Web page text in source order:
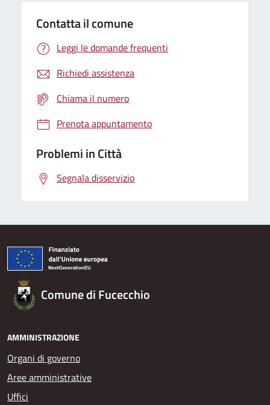
Contatta il comune
Leggi le domande frequenti
Richiedi assistenza
Chiama il numero
Prenota appuntamento
Problemi in Città
Segnala disservizio
Comune di Fucecchio
AMMINISTRAZIONE
Organi di governo
Aree amministrative
Uffici